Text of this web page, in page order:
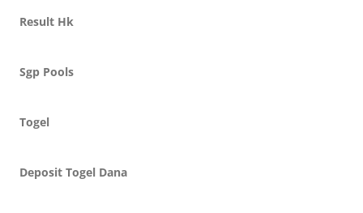
Result Hk
Sgp Pools
Togel
Deposit Togel Dana